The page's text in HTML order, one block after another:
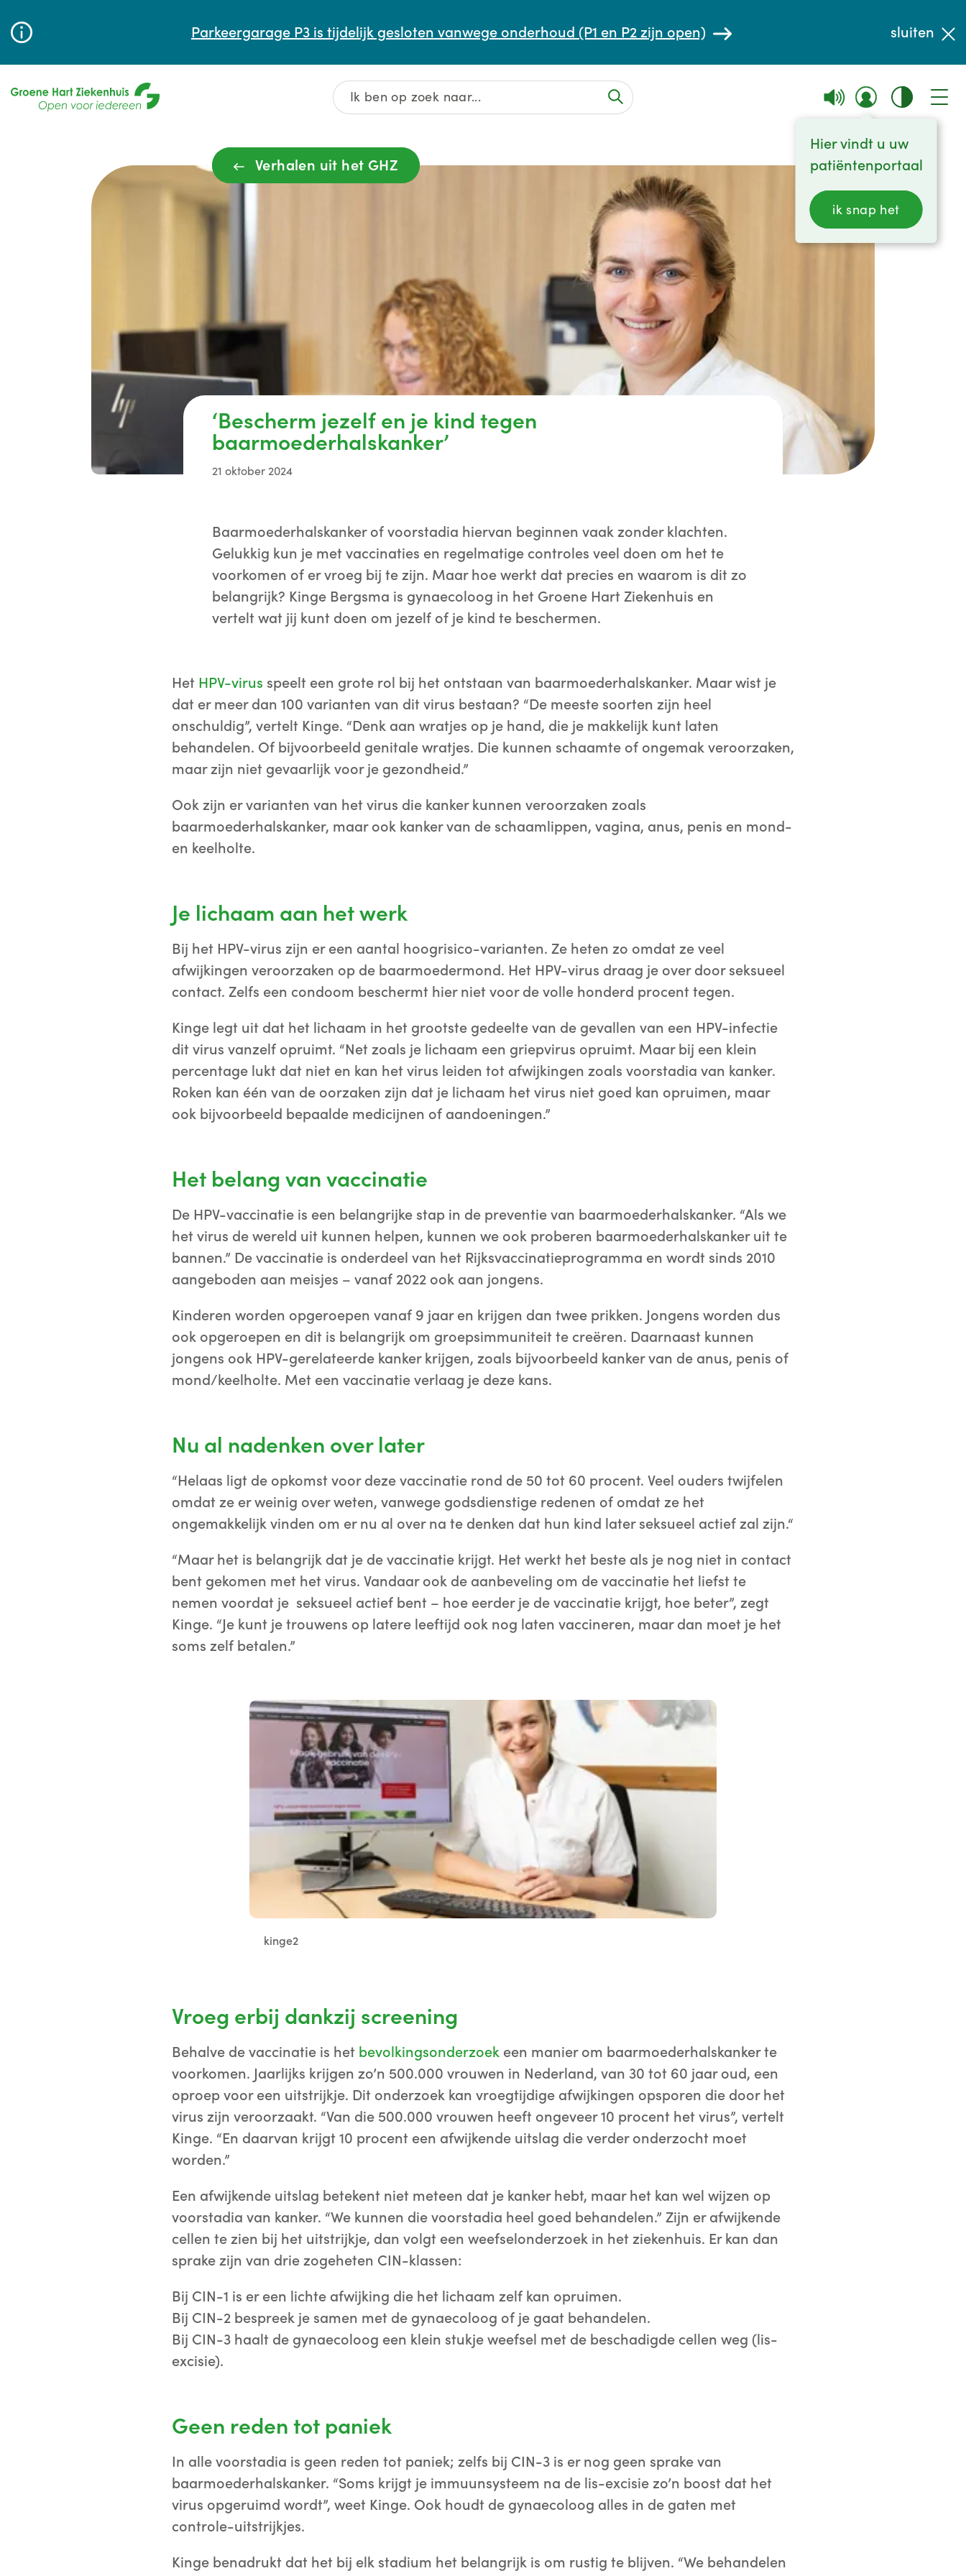
Parkeergarage P3 is tijdelijk gesloten vanwege onderhoud (P1 en P2 zijn open) sluiten
Hier vindt u uw
patiëntenportaal
ik snap het
Wachttijden
Verhalen uit het GHZ
‘Bescherm jezelf en je kind tegen
baarmoederhalskanker’
21 oktober 2024
Baarmoederhalskanker of voorstadia hiervan beginnen vaak zonder klachten.
Gelukkig kun je met vaccinaties en regelmatige controles veel doen om het te
voorkomen of er vroeg bij te zijn. Maar hoe werkt dat precies en waarom is dit zo
belangrijk? Kinge Bergsma is gynaecoloog in het Groene Hart Ziekenhuis en
vertelt wat jij kunt doen om jezelf of je kind te beschermen.
Het HPV-virus speelt een grote rol bij het ontstaan van baarmoederhalskanker. Maar wist je
dat er meer dan 100 varianten van dit virus bestaan? “De meeste soorten zijn heel
onschuldig”, vertelt Kinge. “Denk aan wratjes op je hand, die je makkelijk kunt laten
behandelen. Of bijvoorbeeld genitale wratjes. Die kunnen schaamte of ongemak veroorzaken,
maar zijn niet gevaarlijk voor je gezondheid.”
Ook zijn er varianten van het virus die kanker kunnen veroorzaken zoals
baarmoederhalskanker, maar ook kanker van de schaamlippen, vagina, anus, penis en mond-
en keelholte.
Je lichaam aan het werk
Bij het HPV-virus zijn er een aantal hoogrisico-varianten. Ze heten zo omdat ze veel
afwijkingen veroorzaken op de baarmoedermond. Het HPV-virus draag je over door seksueel
contact. Zelfs een condoom beschermt hier niet voor de volle honderd procent tegen.
Kinge legt uit dat het lichaam in het grootste gedeelte van de gevallen van een HPV-infectie
dit virus vanzelf opruimt. “Net zoals je lichaam een griepvirus opruimt. Maar bij een klein
percentage lukt dat niet en kan het virus leiden tot afwijkingen zoals voorstadia van kanker.
Roken kan één van de oorzaken zijn dat je lichaam het virus niet goed kan opruimen, maar
ook bijvoorbeeld bepaalde medicijnen of aandoeningen.”
Het belang van vaccinatie
De HPV-vaccinatie is een belangrijke stap in de preventie van baarmoederhalskanker. “Als we
het virus de wereld uit kunnen helpen, kunnen we ook proberen baarmoederhalskanker uit te
bannen.” De vaccinatie is onderdeel van het Rijksvaccinatieprogramma en wordt sinds 2010
aangeboden aan meisjes – vanaf 2022 ook aan jongens.
Kinderen worden opgeroepen vanaf 9 jaar en krijgen dan twee prikken. Jongens worden dus
ook opgeroepen en dit is belangrijk om groepsimmuniteit te creëren. Daarnaast kunnen
jongens ook HPV-gerelateerde kanker krijgen, zoals bijvoorbeeld kanker van de anus, penis of
mond/keelholte. Met een vaccinatie verlaag je deze kans.
Nu al nadenken over later
“Helaas ligt de opkomst voor deze vaccinatie rond de 50 tot 60 procent. Veel ouders twijfelen
omdat ze er weinig over weten, vanwege godsdienstige redenen of omdat ze het
ongemakkelijk vinden om er nu al over na te denken dat hun kind later seksueel actief zal zijn.“
“Maar het is belangrijk dat je de vaccinatie krijgt. Het werkt het beste als je nog niet in contact
bent gekomen met het virus. Vandaar ook de aanbeveling om de vaccinatie het liefst te
nemen voordat je seksueel actief bent – hoe eerder je de vaccinatie krijgt, hoe beter”, zegt
Kinge. “Je kunt je trouwens op latere leeftijd ook nog laten vaccineren, maar dan moet je het
soms zelf betalen.”
kinge2
Vroeg erbij dankzij screening
Behalve de vaccinatie is het bevolkingsonderzoek een manier om baarmoederhalskanker te
voorkomen. Jaarlijks krijgen zo’n 500.000 vrouwen in Nederland, van 30 tot 60 jaar oud, een
oproep voor een uitstrijkje. Dit onderzoek kan vroegtijdige afwijkingen opsporen die door het
virus zijn veroorzaakt. “Van die 500.000 vrouwen heeft ongeveer 10 procent het virus”, vertelt
Kinge. “En daarvan krijgt 10 procent een afwijkende uitslag die verder onderzocht moet
worden.”
Een afwijkende uitslag betekent niet meteen dat je kanker hebt, maar het kan wel wijzen op
voorstadia van kanker. “We kunnen die voorstadia heel goed behandelen.” Zijn er afwijkende
cellen te zien bij het uitstrijkje, dan volgt een weefselonderzoek in het ziekenhuis. Er kan dan
sprake zijn van drie zogeheten CIN-klassen:
Bij CIN-1 is er een lichte afwijking die het lichaam zelf kan opruimen.
Bij CIN-2 bespreek je samen met de gynaecoloog of je gaat behandelen.
Bij CIN-3 haalt de gynaecoloog een klein stukje weefsel met de beschadigde cellen weg (lis-
excisie).
Geen reden tot paniek
In alle voorstadia is geen reden tot paniek; zelfs bij CIN-3 is er nog geen sprake van
baarmoederhalskanker. “Soms krijgt je immuunsysteem na de lis-excisie zo’n boost dat het
virus opgeruimd wordt”, weet Kinge. Ook houdt de gynaecoloog alles in de gaten met
controle-uitstrijkjes.
Kinge benadrukt dat het bij elk stadium het belangrijk is om rustig te blijven. “We behandelen